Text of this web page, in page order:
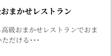
まかせレストラン
級おまかせレストランでおま
だける･･･